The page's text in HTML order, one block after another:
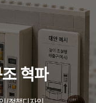
혁파